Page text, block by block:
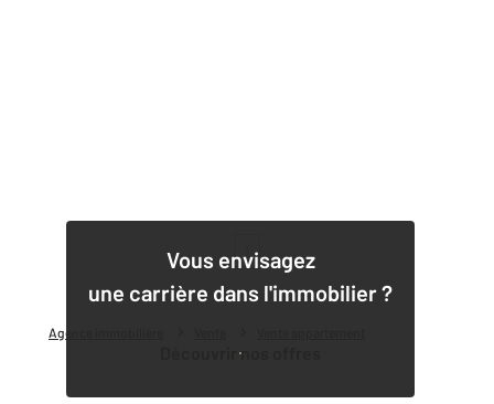
Agence immobilière
Vous envisagez
une carrière dans l'immobilier ?
Découvrir nos offres
1